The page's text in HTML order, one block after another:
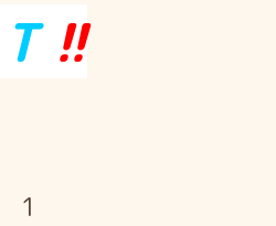
T!!
1